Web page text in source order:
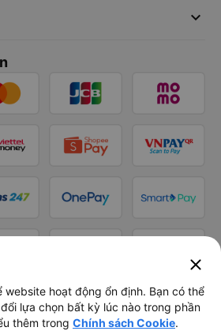
keyboard_arrow_down
close
website hoạt động ổn định. Bạn có thể
lựa chọn bất kỳ lúc nào trong phần
thêm trong Chính sách Cookie.